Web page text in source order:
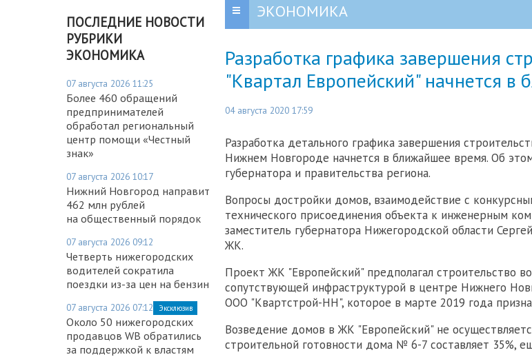
ПОСЛЕДНИЕ НОВОСТИ
РУБРИКИ
ЭКОНОМИКА
07 августа 2026 11:25
Более 460 обращений
предпринимателей
обработал региональный
центр помощи «Честный
знак»
07 августа 2026 10:17
Нижний Новгород направит
462 млн рублей
на общественный порядок
07 августа 2026 09:12
Четверть нижегородских
водителей сократила
поездки из-за цен на бензин
07 августа 2026 07:12 Эксклюзив
Около 50 нижегородских
продавцов WB обратились
за поддержкой к властям
ЭКОНОМИКА
Разработка графика завершения
"Квартал Европейский" начнется в
04 августа 2020 17:59
Разработка детального графика завершения
Нижнем Новгороде начнется в ближайшее время. Об
губернатора и правительства региона.
Вопросы достройки домов, взаимодействие с
технического присоединения объекта к инженерным
заместитель губернатора Нижегородской области
ЖК.
Проект ЖК "Европейский" предполагал строительство
сопутствующей инфраструктурой в центре Нижнего
ООО "Квартстрой-НН", которое в марте 2019 года
Возведение домов в ЖК "Европейский" не
строительной готовности дома № 6-7 составляет 35%,